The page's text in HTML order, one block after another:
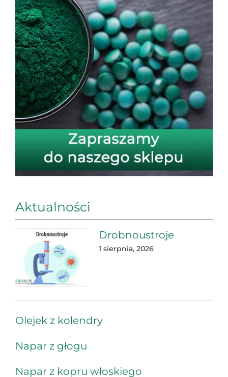
Aktualności
Drobnoustroje
1 sierpnia, 2026
Olejek z kolendry
Napar z głogu
Napar z kopru włoskiego